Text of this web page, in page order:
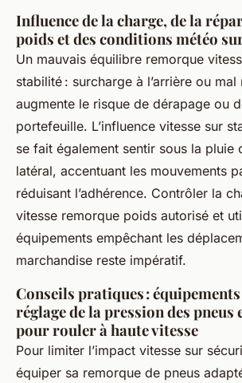
Influence de la charge, de la
poids et des conditions météo
Un mauvais équilibre remorque
stabilité : surcharge à l’arrière ou mal
augmente le risque de dérapage ou
portefeuille. L’influence vitesse sur
se fait également sentir sous la pluie
latéral, accentuant les mouvements
réduisant l’adhérence. Contrôler la
vitesse remorque poids autorisé et
équipements empêchant les
marchandise reste impératif.
Conseils pratiques :
réglage de la pression des pneus
pour rouler à haute vitesse
Pour limiter l’impact vitesse sur
équiper sa remorque de pneus